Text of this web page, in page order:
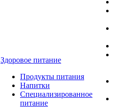
Здоровое питание
Продукты питания
Напитки
Специализированное
питание